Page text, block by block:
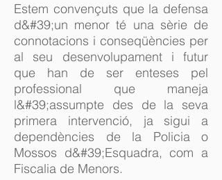
Estem convençuts que la defensa
d&#39;un menor té una sèrie de
connotacions i conseqüències per
al seu desenvolupament i futur
que han de ser enteses pel
professional que maneja
l&#39;assumpte des de la seva
primera intervenció, ja sigui a
dependències de la Policia o
Mossos d&#39;Esquadra, com a
Fiscalia de Menors.